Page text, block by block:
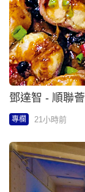
鄧達智 - 順聯
專欄 21小時前